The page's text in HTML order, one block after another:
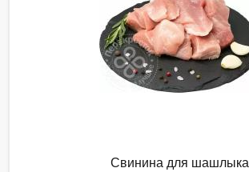
Свинина для шашлыка